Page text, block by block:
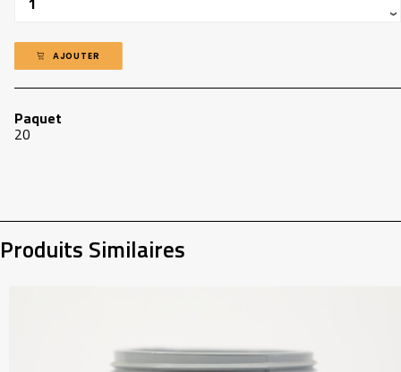
›
AJOUTER
Paquet
20
Produits Similaires